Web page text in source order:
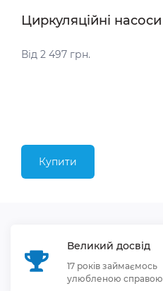
Циркуляційні насоси
Від 2 497 грн.
Купити
Великий досвід
17 років займаємось
улюбленою справою